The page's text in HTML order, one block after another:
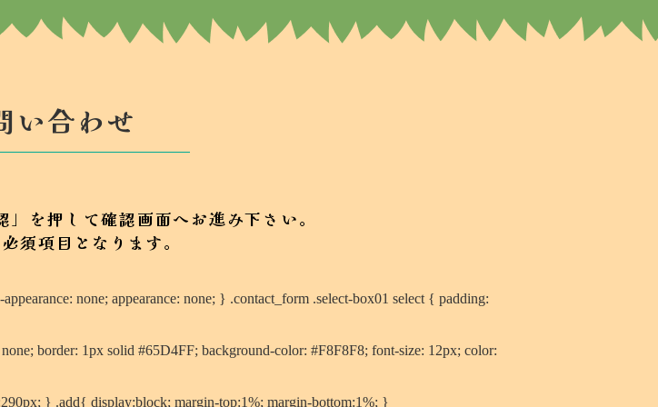
い合わせ
」を押して確認画面へお進み下さい。
須項目となります。
none; appearance: none; } .contact_form .select-box01 select { padding:
border: 1px solid #65D4FF; background-color: #F8F8F8; font-size: 12px; color:
} .add{ display:block; margin-top:1%; margin-bottom:1%; }